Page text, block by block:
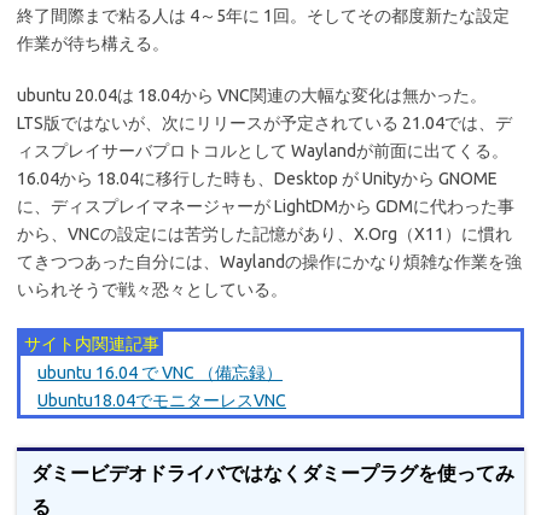
終了間際まで粘る人は 4～5年に 1回。そしてその都度新たな設定
作業が待ち構える。
ubuntu 20.04は 18.04から VNC関連の大幅な変化は無かった。
LTS版ではないが、次にリリースが予定されている 21.04では、デ
ィスプレイサーバプロトコルとして Waylandが前面に出てくる。
16.04から 18.04に移行した時も、Desktop が Unityから GNOME
に、ディスプレイマネージャーが LightDMから GDMに代わった事
から、VNCの設定には苦労した記憶があり、X.Org（X11）に慣れ
てきつつあった自分には、Waylandの操作にかなり煩雑な作業を強
いられそうで戦々恐々としている。
サイト内関連記事
ubuntu 16.04 で VNC （備忘録）
Ubuntu18.04でモニターレスVNC
ダミービデオドライバではなくダミープラグを使ってみ
る